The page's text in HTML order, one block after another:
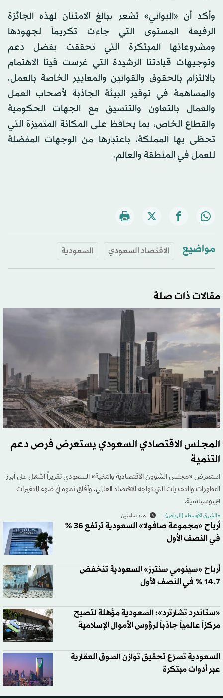
وأكد أن «البواني» تشعر ببالغ الامتنان لهذه الجائزة
الرفيعة المستوى التي جاءت تكريماً لجهودها
ومشروعاتها المبتكرة التي تحققت بفضل دعم
وتوجيهات قيادتنا الرشيدة التي غرست فينا الاهتمام
بالالتزام بالحقوق والقوانين والمعايير الخاصة بالعمل،
والمساهمة في توفير البيئة الجاذبة لأصحاب العمل
والعمال بالتعاون والتنسيق مع الجهات الحكومية
والقطاع الخاص، بما يحافظ على المكانة المتميزة التي
تحظى بها المملكة، باعتبارها من الوجهات المفضلة
للعمل في المنطقة والعالم.
مواضيع الاقتصاد السعودي السعودية
مقالات ذات صلة
المجلس الاقتصادي السعودي يستعرض فرص دعم
التنمية
استعرض «مجلس الشؤون الاقتصادية والتنمية» السعودي تقريراً اشتمل على أبرز
التطورات والتحديات التي تواجه الاقتصاد العالمي، وآفاق نموه في ضوء المتغيرات
الجيوسياسية.
«الشرق الأوسط» (الرياض) منذ ساعتين
أرباح «مجموعة صافولا» السعودية ترتفع 36 %
في النصف الأول
أرباح «سينومي سنترز» السعودية تنخفض
14.7 % في النصف الأول
«ستاندرد تشارترد»: السعودية مؤهلة لتصبح
مركزاً عالمياً جاذباً لرؤوس الأموال الإسلامية
السعودية تسرّع تحقيق توازن السوق العقارية
عبر أدوات مبتكرة